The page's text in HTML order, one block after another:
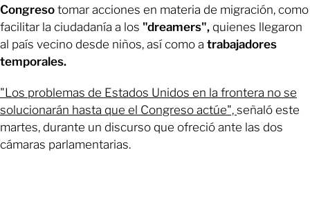
Congreso tomar acciones en materia de migración, como
facilitar la ciudadanía a los "dreamers", quienes llegaron
al país vecino desde niños, así como a trabajadores
temporales.
"Los problemas de Estados Unidos en la frontera no se
solucionarán hasta que el Congreso actúe", señaló este
martes, durante un discurso que ofreció ante las dos
cámaras parlamentarias.